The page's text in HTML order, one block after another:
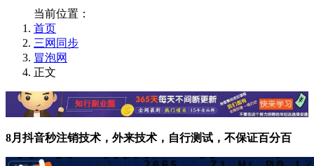
当前位置：
首页
三网同步
冒泡网
正文
8月抖音秒注销技术，外来技术，自行测试，不保证百分百